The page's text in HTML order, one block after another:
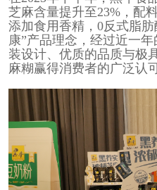
芝麻含量提升至23%，配
添加食用香精，0反式脂
康”产品理念，经过近一
装设计、优质的品质与极
麻糊赢得消费者的广泛认可